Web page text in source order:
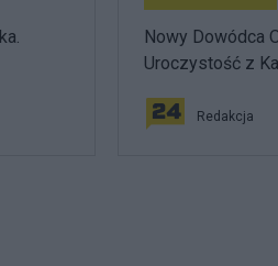
Nowy Dowódca
Uroczystość z
Redakcja